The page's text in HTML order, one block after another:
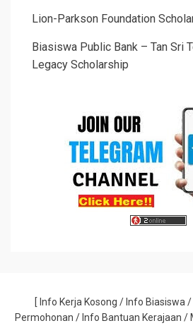
Lion-Parkson Foundation
Biasiswa Public Bank – Tan Sri
Legacy Scholarship
[ Info Kerja Kosong / Info Biasiswa /
Permohonan / Info Bantuan Kerajaan /